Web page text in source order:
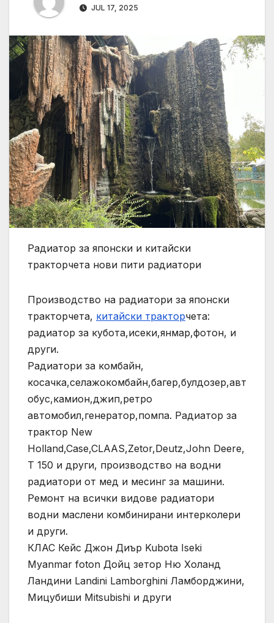
JUL 17, 2025
Радиатор за японски и китайски
тракторчета нови пити радиатори
Производство на радиатори за японски
тракторчета, китайски тракторчета:
радиатор за кубота,исеки,янмар,фотон, и
други.
Радиатори за комбайн,
косачка,селажокомбайн,багер,булдозер,авт
обус,камион,джип,ретро
автомобил,генератор,помпа. Радиатор за
трактор New
Holland,Case,CLAAS,Zetor,Deutz,John Deere,
Т 150 и други, производство на водни
радиатори от мед и месинг за машини.
Ремонт на всички видове радиатори
водни маслени комбинирани интерколери
и други.
КЛАС Кейс Джон Диър Kubota Iseki
Myanmar foton Дойц зетор Ню Холанд
Ландини Landini Lamborghini Ламборджини,
Мицубиши Mitsubishi и други